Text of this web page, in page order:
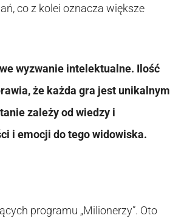
co z kolei oznacza większe
wyzwanie intelektualne. Ilość
że każda gra jest unikalnym
zależy od wiedzy i
i emocji do tego widowiska.
programu „Milionerzy”. Oto